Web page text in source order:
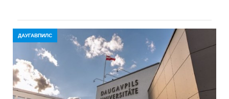
ДАУГАВПИЛС